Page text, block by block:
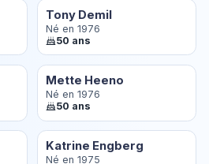
Tony Demil
Né en 1976
50 ans
Mette Heeno
Né en 1976
50 ans
Katrine Engberg
Né en 1975